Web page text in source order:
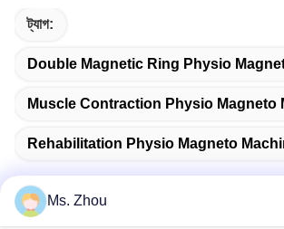
ট্যাগ:
Double Magnetic Ring Physio
Muscle Contraction Physio Magneto
Rehabilitation Physio Magneto
Ms. Zhou